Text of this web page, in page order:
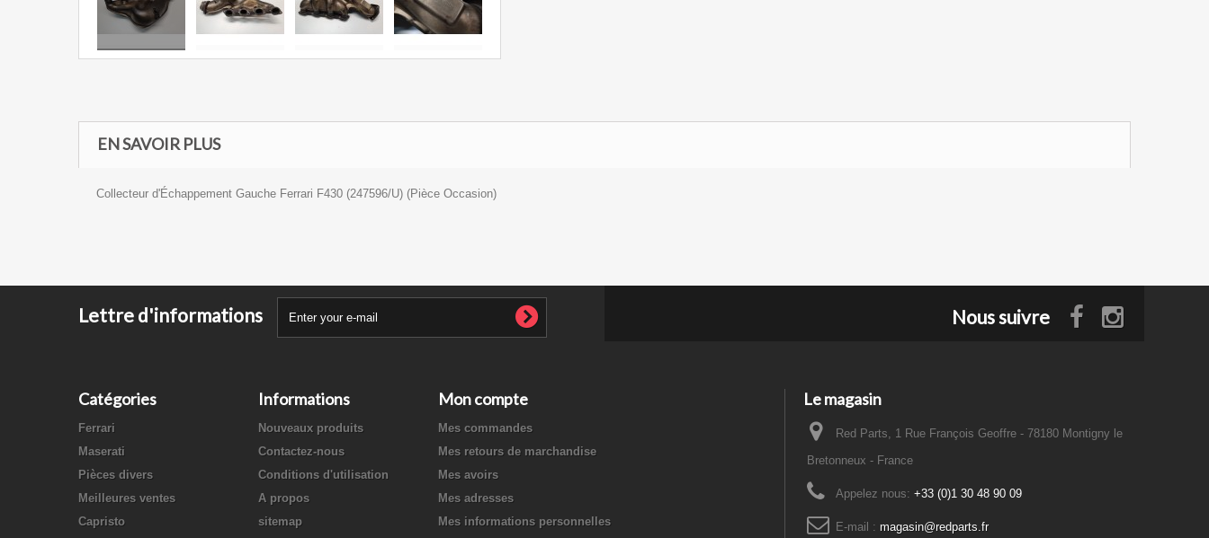
EN SAVOIR PLUS
Collecteur d'Échappement Gauche Ferrari F430 (247596/U) (Pièce Occasion)
Lettre d'informations Nous suivre
Catégories
Ferrari
Maserati
Pièces divers
Meilleures ventes
Capristo
Informations
Nouveaux produits
Contactez-nous
Conditions d'utilisation
A propos
sitemap
Mon compte
Mes commandes
Mes retours de marchandise
Mes avoirs
Mes adresses
Mes informations personnelles
Le magasin
Red Parts, 1 Rue François Geoffre - 78180 Montigny le
Bretonneux - France
Appelez nous: +33 (0)1 30 48 90 09
E-mail : magasin@redparts.fr